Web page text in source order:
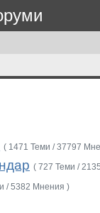
( 1471 Теми / 37797
( 727 Теми /
/ 5382 Мнения )